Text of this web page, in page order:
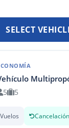
SELECT
5 5